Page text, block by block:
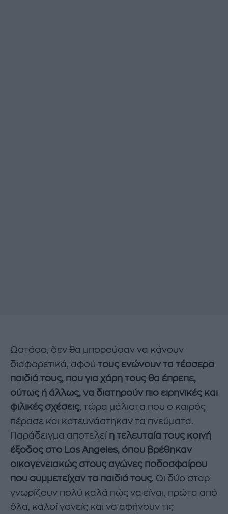
Ωστόσο, δεν θα μπορούσαν να κάνουν
διαφορετικά, αφού τους ενώνουν τα τέσσερα
παιδιά τους, που για χάρη τους θα έπρεπε,
ούτως ή άλλως, να διατηρούν πιο ειρηνικές και
φιλικές σχέσεις, τώρα μάλιστα που ο καιρός
πέρασε και κατευνάστηκαν τα πνεύματα.
Παράδειγμα αποτελεί η τελευταία τους κοινή
έξοδος στο Los Angeles, όπου βρέθηκαν
οικογενειακώς στους αγώνες ποδοσφαίρου
που συμμετείχαν τα παιδιά τους. Οι δύο σταρ
γνωρίζουν πολύ καλά πώς να είναι, πρώτα από
όλα, καλοί γονείς και να αφήνουν τις